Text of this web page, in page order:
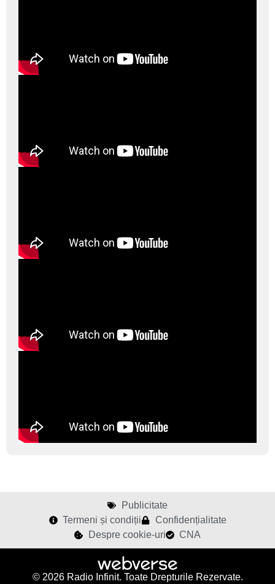
Publicitate
Termeni și condiții
Confidențialitate
Despre cookie-uri
CNA
© 2026 Radio Infinit. Toate Drepturile Rezervate.